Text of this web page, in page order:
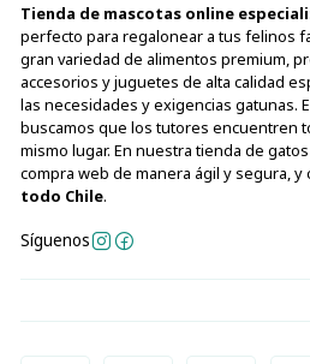
Tienda de mascotas online
perfecto para regalonear a tus felinos
gran variedad de alimentos premium,
accesorios y juguetes de alta calidad
las necesidades y exigencias gatunas.
buscamos que los tutores encuentren
mismo lugar. En nuestra tienda de
compra web de manera ágil y segura, y
todo Chile.
Síguenos